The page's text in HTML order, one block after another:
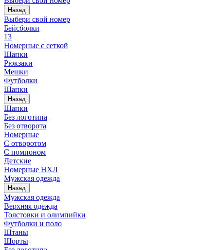
Назад
Выбери свой номер
Бейсболки
13
Номерные с сеткой
Шапки
Рюкзаки
Мешки
Футболки
Шапки
Назад
Шапки
Без логотипа
Без отворота
Номерные
С отворотом
С помпоном
Детские
Номерные НХЛ
Мужская одежда
Назад
Мужская одежда
Верхняя одежда
Толстовки и олимпийки
Футболки и поло
Штаны
Шорты